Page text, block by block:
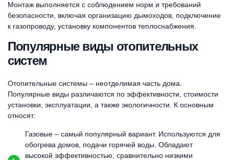
Монтаж выполняется с соблюдением норм и требований
безопасности, включая организацию дымоходов, подключение
к газопроводу, установку компонентов теплоснабжения.
Популярные виды отопительных
систем
Отопительные системы – неотделимая часть дома.
Популярные виды различаются по эффективности, стоимости
установки, эксплуатации, а также экологичности. К основным
относят:
Газовые – самый популярный вариант. Используются для
обогрева домов, подачи горячей воды. Обладают
высокой эффективностью, сравнительно низкими